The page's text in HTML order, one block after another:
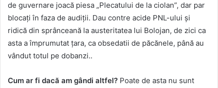
de guvernare joacă piesa „Plecatului de la ciolan”, dar par
blocați în faza de audiții. Dau contre acide PNL-ului și
ridică din sprânceană la austeritatea lui Bolojan, de zici ca
asta a împrumutat țara, ca obsedatii de păcănele, până au
vândut totul pe dobanzi..
Cum ar fi dacă am gândi altfel? Poate de asta nu sunt